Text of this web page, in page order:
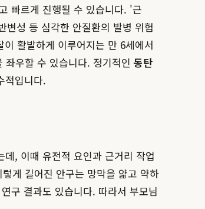
빠르게 진행될 수 있습니다. '근
성 등 심각한 안질환의 발병 위험
활발하게 이루어지는 만 6세에서
우할 수 있습니다. 정기적인 동탄
적입니다.
, 이때 유전적 요인과 근거리 작업
게 길어진 안구는 망막을 얇고 약하
구 결과도 있습니다. 따라서 부모님